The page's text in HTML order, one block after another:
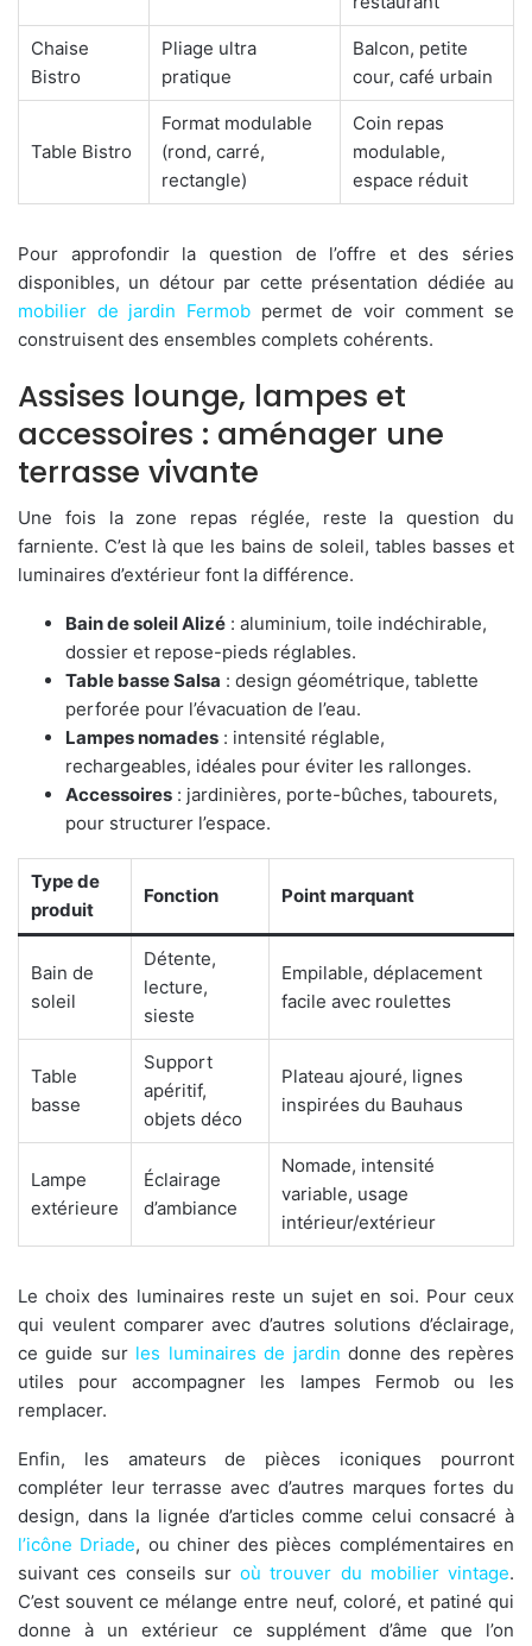
Chaise
Bistro
Pliage ultra
pratique
Balcon, petite
cour, café urbain
Table Bistro
Format modulable
(rond, carré,
rectangle)
Coin repas
modulable,
espace réduit
Pour approfondir la question de l’offre et des séries
disponibles, un détour par cette présentation dédiée au
mobilier de jardin Fermobpermet de voir comment se
construisent des ensembles complets cohérents.
Assises lounge, lampes et
accessoires : aménager une
terrasse vivante
Une fois la zone repas réglée, reste la question du
farniente. C’est là que les bains de soleil, tables basses et
luminaires d’extérieur font la différence.
Bain de soleil Alizé : aluminium, toile indéchirable,
dossier et repose-pieds réglables.
Table basse Salsa : design géométrique, tablette
perforée pour l’évacuation de l’eau.
Lampes nomades : intensité réglable,
rechargeables, idéales pour éviter les rallonges.
Accessoires : jardinières, porte-bûches, tabourets,
pour structurer l’espace.
Type de
produit
Fonction Point marquant
Bain de
soleil
Détente,
lecture,
sieste
Empilable, déplacement
facile avec roulettes
Table
basse
Support
apéritif,
objets déco
Plateau ajouré, lignes
inspirées du Bauhaus
Lampe
extérieure
Éclairage
d’ambiance
Nomade, intensité
variable, usage
intérieur/extérieur
Le choix des luminaires reste un sujet en soi. Pour ceux
qui veulent comparer avec d’autres solutions d’éclairage,
ce guide sur les luminaires de jardin donne des repères
utiles pour accompagner les lampes Fermob ou les
remplacer.
Enfin, les amateurs de pièces iconiques pourront
compléter leur terrasse avec d’autres marques fortes du
design, dans la lignée d’articles comme celui consacré à
l’icône Driade, ou chiner des pièces complémentaires en
suivant ces conseils sur où trouver du mobilier vintage.
C’est souvent ce mélange entre neuf, coloré, et patiné qui
donne à un extérieur ce supplément d’âme que l’on